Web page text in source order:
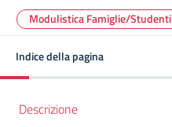
Modulistica Famiglie/Studenti
Indice della pagina
Descrizione